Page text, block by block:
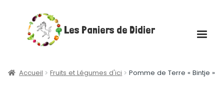
àau
Les Paniers de Didier
Accueil
Accueil Fruits et Légumes d'ici Pomme de Terre « Bintje »